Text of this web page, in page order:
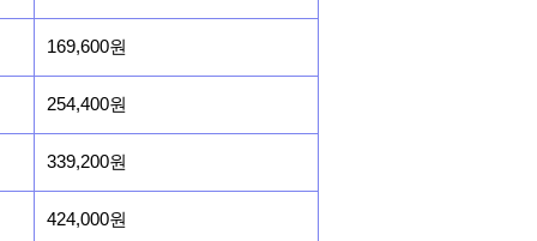
169,600원
254,400원
339,200원
424,000원